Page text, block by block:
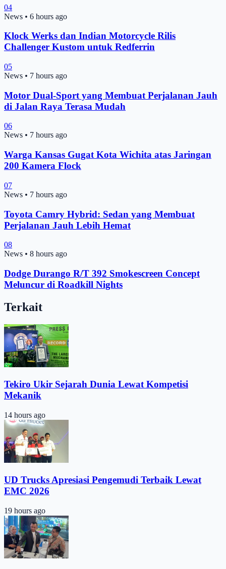
04
News • 6 hours ago
Klock Werks dan Indian Motorcycle Rilis
Challenger Kustom untuk Redferrin
05
News • 7 hours ago
Motor Dual-Sport yang Membuat Perjalanan Jauh
di Jalan Raya Terasa Mudah
06
News • 7 hours ago
Warga Kansas Gugat Kota Wichita atas Jaringan
200 Kamera Flock
07
News • 7 hours ago
Toyota Camry Hybrid: Sedan yang Membuat
Perjalanan Jauh Lebih Hemat
08
News • 8 hours ago
Dodge Durango R/T 392 Smokescreen Concept
Meluncur di Roadkill Nights
Terkait
Tekiro Ukir Sejarah Dunia Lewat Kompetisi
Mekanik
14 hours ago
UD Trucks Apresiasi Pengemudi Terbaik Lewat
EMC 2026
19 hours ago